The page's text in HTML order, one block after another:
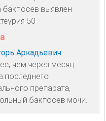
бакпосев выявлен
50
Аркадьевич
чем через месяц
последнего
препарата,
бакпосев мочи.